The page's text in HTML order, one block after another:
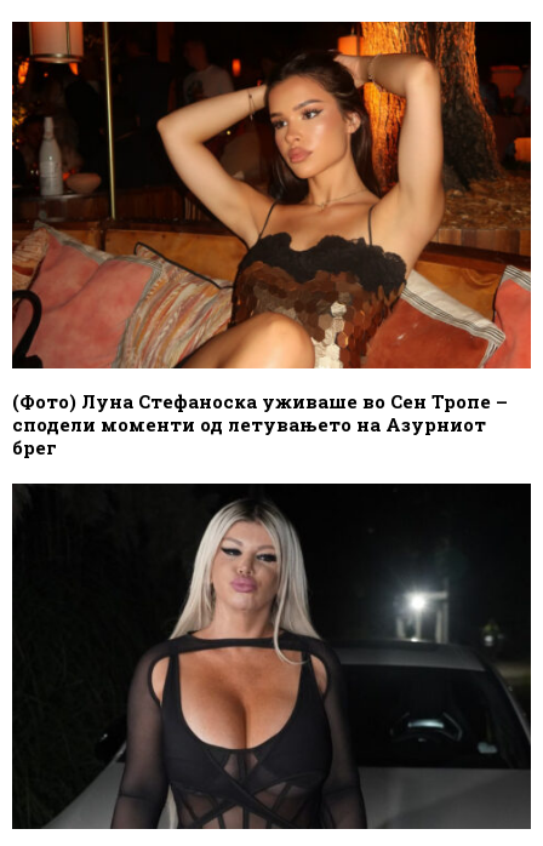
(Фото) Луна Стефаноска уживаше во Сен Тропе –
сподели моменти од летувањето на Азурниот
брег